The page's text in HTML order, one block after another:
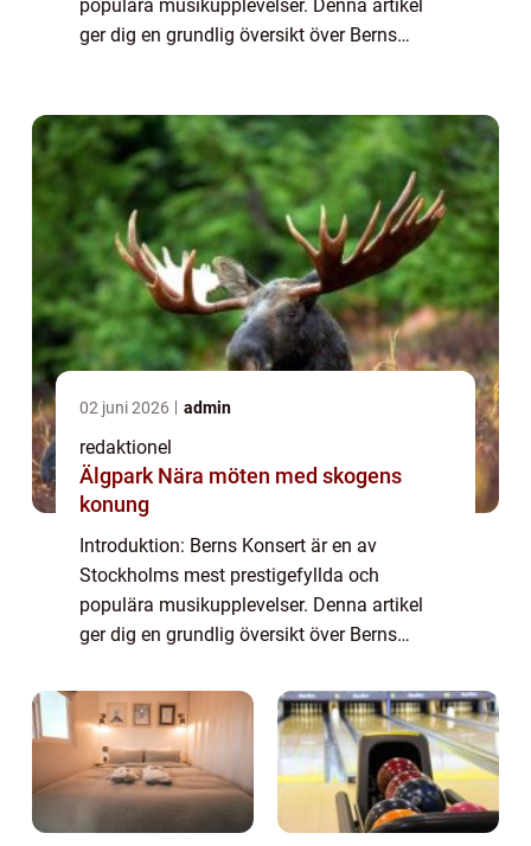
populära musikupplevelser. Denna artikel
ger dig en grundlig översikt över Berns
evenemang o...
02 juni 2026 admin
redaktionel
Älgpark Nära möten med skogens
konung
Introduktion: Berns Konsert är en av
Stockholms mest prestigefyllda och
populära musikupplevelser. Denna artikel
ger dig en grundlig översikt över Berns
typerna av konserter som erbjuds, populära
evenemang o...